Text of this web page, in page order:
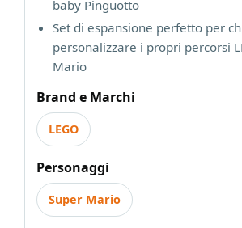
baby Pinguotto
Set di espansione perfetto per
personalizzare i propri percorsi
Mario
Brand e Marchi
LEGO
Personaggi
Super Mario